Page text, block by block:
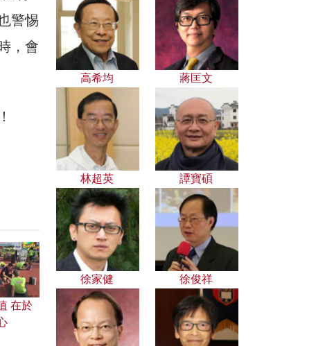
警惕
，會
在於
高希均 蔣匡文
林超英 譚寶碩
徐家健 徐俊祥